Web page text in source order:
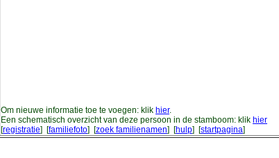
Om nieuwe informatie toe te voegen: klik hier.
Een schematisch overzicht van deze persoon in de stamboom: klik hier
[registratie] [familiefoto] [zoek familienamen] [hulp] [startpagina]